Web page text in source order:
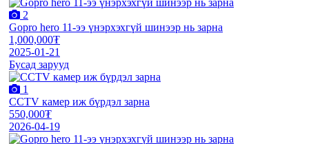
2
Gopro hero 11-ээ үнэрхэхгүй шинээр нь зарна
1,000,000₮
2025-01-21
Бусад зарууд
1
CCTV камер иж бүрдэл зарна
550,000₮
2026-04-19